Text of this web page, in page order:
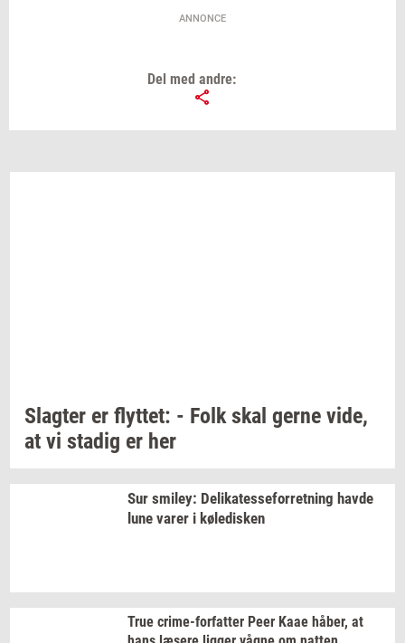
ANNONCE
Del med andre:
Slag­ter er flyt­tet: - Folk skal gerne vide,
at vi sta­dig er her
Sur smiley: De­li­ka­tes­se­for­ret­ning havde
lune varer i kø­le­di­sken
True crime-​forfatter Peer Kaae håber, at